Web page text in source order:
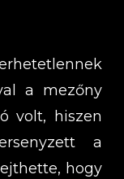
a mezőny
volt, hiszen
a
hogy